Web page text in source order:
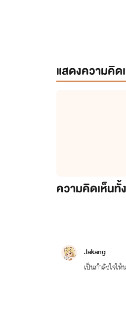
แสดงความคิด
ความคิดเห็นทั้
Jakang
เป็นกำลังใจใ